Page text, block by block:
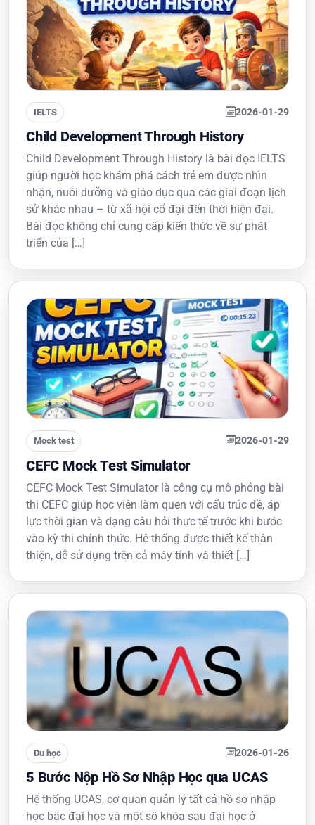
IELTS 2026-01-29
Child Development Through History
Child Development Through History là bài đọc IELTS
giúp người học khám phá cách trẻ em được nhìn
nhận, nuôi dưỡng và giáo dục qua các giai đoạn lịch
sử khác nhau – từ xã hội cổ đại đến thời hiện đại.
Bài đọc không chỉ cung cấp kiến thức về sự phát
triển của […]
Mock test 2026-01-29
CEFC Mock Test Simulator
CEFC Mock Test Simulator là công cụ mô phỏng bài
thi CEFC giúp học viên làm quen với cấu trúc đề, áp
lực thời gian và dạng câu hỏi thực tế trước khi bước
vào kỳ thi chính thức. Hệ thống được thiết kế thân
thiện, dễ sử dụng trên cả máy tính và thiết […]
Du học 2026-01-26
5 Bước Nộp Hồ Sơ Nhập Học qua UCAS
Hệ thống UCAS, cơ quan quản lý tất cả hồ sơ nhập
học bậc đại học và một số khóa sau đại học ở